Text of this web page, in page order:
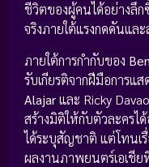
ชีวิตของผู้คนได้อย่างลึ
จริงภายใต้แรงกดดันแล
ภายใต้การกำกับของ
รับเกียรติจากฝีมือการแส
Alajarและ Ricky
สร้างมิติให้กับตัวละครไ
ได้ระบุสัญชาติ แต่โทนเ
ผลงานภาพยนตร์เอเชีย